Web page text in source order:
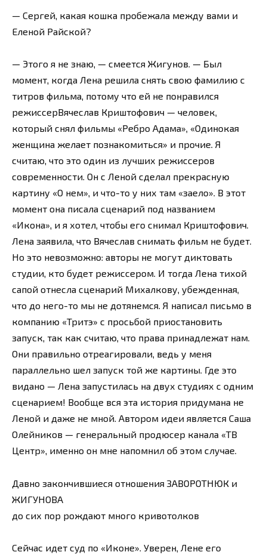
— Сергей, какая кошка пробежала между вами и
Еленой Райской?
— Этого я не знаю, — смеется Жигунов. — Был
момент, когда Лена решила снять свою фамилию с
титров фильма, потому что ей не понравился
режиссерВячеслав Криштофович — человек,
который снял фильмы «Ребро Адама», «Одинокая
женщина желает познакомиться» и прочие. Я
считаю, что это один из лучших режиссеров
современности. Он с Леной сделал прекрасную
картину «О нем», и что-то у них там «заело». В этот
момент она писала сценарий под названием
«Икона», и я хотел, чтобы его снимал Криштофович.
Лена заявила, что Вячеслав снимать фильм не будет.
Но это невозможно: авторы не могут диктовать
студии, кто будет режиссером. И тогда Лена тихой
сапой отнесла сценарий Михалкову, убежденная,
что до него-то мы не дотянемся. Я написал письмо в
компанию «Тритэ» с просьбой приостановить
запуск, так как считаю, что права принадлежат нам.
Они правильно отреагировали, ведь у меня
параллельно шел запуск той же картины. Где это
видано — Лена запустилась на двух студиях с одним
сценарием! Вообще вся эта история придумана не
Леной и даже не мной. Автором идеи является Саша
Олейников — генеральный продюсер канала «ТВ
Центр», именно он мне напомнил об этом случае.
Давно закончившиеся отношения ЗАВОРОТНЮК и
ЖИГУНОВА
до сих пор рождают много кривотолков
Сейчас идет суд по «Иконе». Уверен, Лене его